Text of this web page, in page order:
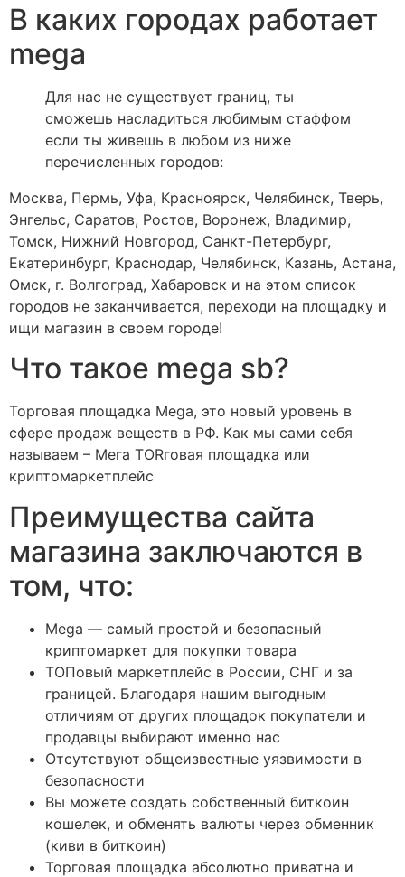
В каких городах работает
mega
Для нас не существует границ, ты
сможешь насладиться любимым стаффом
если ты живешь в любом из ниже
перечисленных городов:
Москва, Пермь, Уфа, Красноярск, Челябинск, Тверь,
Энгельс, Саратов, Ростов, Воронеж, Владимир,
Томск, Нижний Новгород, Санкт-Петербург,
Екатеринбург, Краснодар, Челябинск, Казань, Астана,
Омск, г. Волгоград, Хабаровск и на этом список
городов не заканчивается, переходи на площадку и
ищи магазин в своем городе!
Что такое mega sb?
Торговая площадка Mega, это новый уровень в
сфере продаж веществ в РФ. Как мы сами себя
называем – Мега ТORговая площадка или
криптомаркетплейс
Преимущества сайта
магазина заключаются в
том, что:
Mega — самый простой и безопасный
криптомаркет для покупки товара
ТОПовый маркетплейс в России, СНГ и за
границей. Благодаря нашим выгодным
отличиям от других площадок покупатели и
продавцы выбирают именно нас
Отсутствуют общеизвестные уязвимости в
безопасности
Вы можете создать собственный биткоин
кошелек, и обменять валюты через обменник
(киви в биткоин)
Торговая площадка абсолютно приватна и